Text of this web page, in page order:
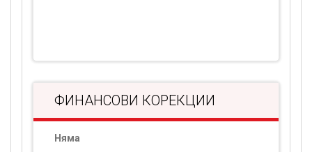
ФИНАНСОВИ КОРЕКЦИИ
Няма